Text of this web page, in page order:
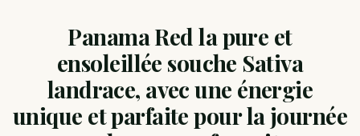
Panama Red la pure et
ensoleillée souche Sativa
landrace, avec une énergie
unique et parfaite pour la journée